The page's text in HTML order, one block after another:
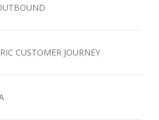
CUSTOMER JOURNEY